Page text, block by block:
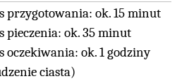
przygotowania: ok. 15 minut
pieczenia: ok. 35 minut
oczekiwania: ok. 1 godziny
ciasta)